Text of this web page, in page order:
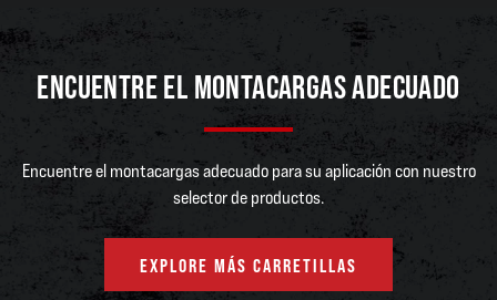
ENCUENTRE EL MONTACARGAS ADECUADO
Encuentre el montacargas adecuado para su aplicación con nuestro
selector de productos.
EXPLORE MÁS CARRETILLAS